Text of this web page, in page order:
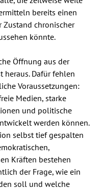
bereits einen
Zustand chronischer
könnte.
Öffnung aus der
heraus. Dafür fehlen
Voraussetzungen:
Medien, starke
und politische
werden können.
selbst tief gespalten
Kräften bestehen
der Frage, wie ein
soll und welche